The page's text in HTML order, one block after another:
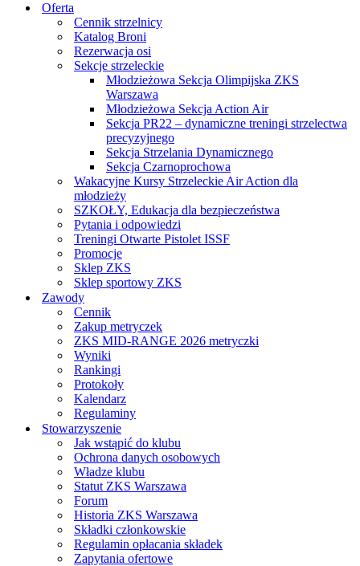
Oferta
Cennik strzelnicy
Katalog Broni
Rezerwacja osi
Sekcje strzeleckie
Młodzieżowa Sekcja Olimpijska ZKS
Warszawa
Młodzieżowa Sekcja Action Air
Sekcja PR22 – dynamiczne treningi strzelectwa
precyzyjnego
Sekcja Strzelania Dynamicznego
Sekcja Czarnoprochowa
Wakacyjne Kursy Strzeleckie Air Action dla
młodzieży
SZKOŁY, Edukacja dla bezpieczeństwa
Pytania i odpowiedzi
Treningi Otwarte Pistolet ISSF
Promocje
Sklep ZKS
Sklep sportowy ZKS
Zawody
Cennik
Zakup metryczek
ZKS MID-RANGE 2026 metryczki
Wyniki
Rankingi
Protokoły
Kalendarz
Regulaminy
Stowarzyszenie
Jak wstąpić do klubu
Ochrona danych osobowych
Władze klubu
Statut ZKS Warszawa
Forum
Historia ZKS Warszawa
Składki członkowskie
Regulamin opłacania składek
Zapytania ofertowe